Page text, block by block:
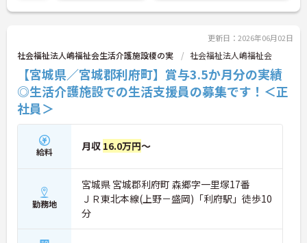
い。
更新日：2026年06月02日
社会福祉法人嶋福祉会生活介護施設榎の実 社会福祉法人嶋福祉会
【宮城県／宮城郡利府町】賞与3.5か月分の実績
◎生活介護施設での生活支援員の募集です！＜正
社員＞
給料 月収 16.0万円～
勤務地
宮城県 宮城郡利府町 森郷字一里塚17番
ＪＲ東北本線(上野－盛岡)「利府駅」徒歩10
分